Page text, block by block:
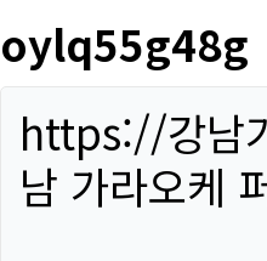
oylq55g48g
https://강남
남 가라오케